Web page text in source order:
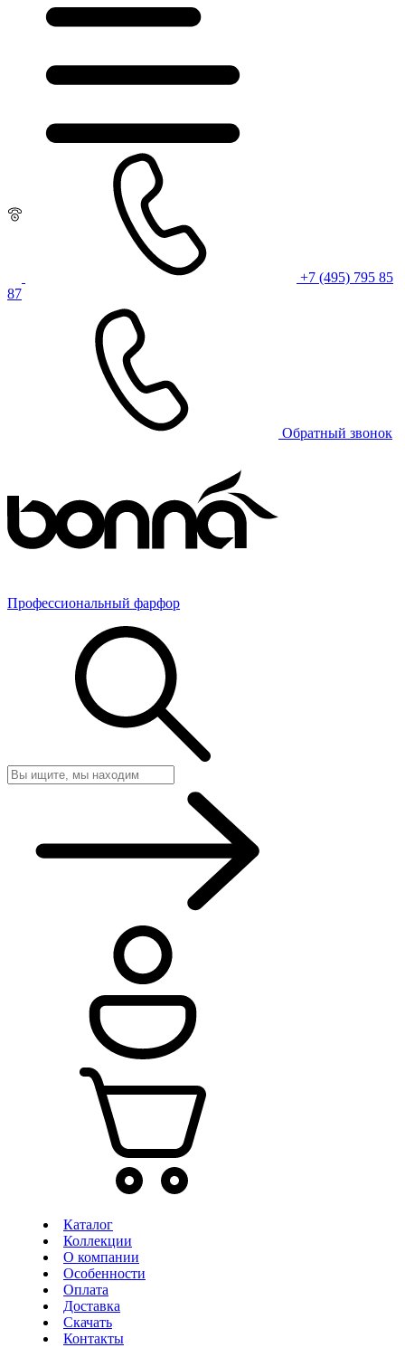
+7 (495) 795 85
87
Обратный звонок
Профессиональный фарфор
Каталог
Коллекции
О компании
Особенности
Оплата
Доставка
Скачать
Контакты